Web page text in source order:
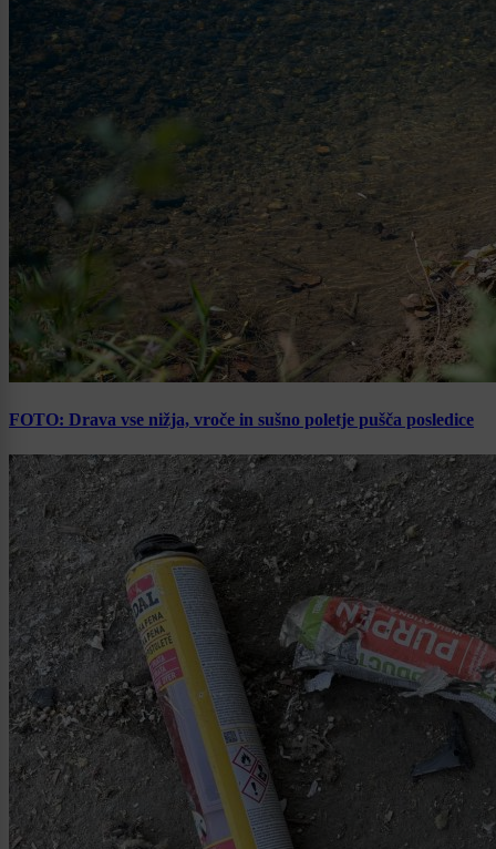
FOTO: Drava vse nižja, vroče in sušno poletje pušča posledice